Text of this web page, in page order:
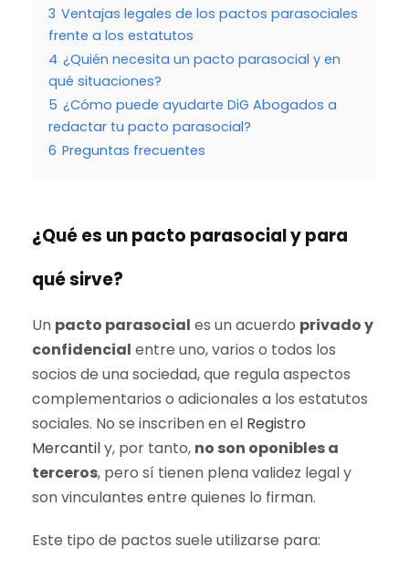
3 Ventajas legales de los pactos parasociales
frente a los estatutos
4 ¿Quién necesita un pacto parasocial y en
qué situaciones?
5 ¿Cómo puede ayudarte DiG Abogados a
redactar tu pacto parasocial?
6 Preguntas frecuentes
¿Qué es un pacto parasocial y para
qué sirve?
Un pacto parasocial es un acuerdo privado y
confidencial entre uno, varios o todos los
socios de una sociedad, que regula aspectos
complementarios o adicionales a los estatutos
sociales. No se inscriben en el Registro
Mercantily, por tanto, no son oponibles a
terceros, pero sí tienen plena validez legal y
son vinculantes entre quienes lo firman.
Este tipo de pactos suele utilizarse para: